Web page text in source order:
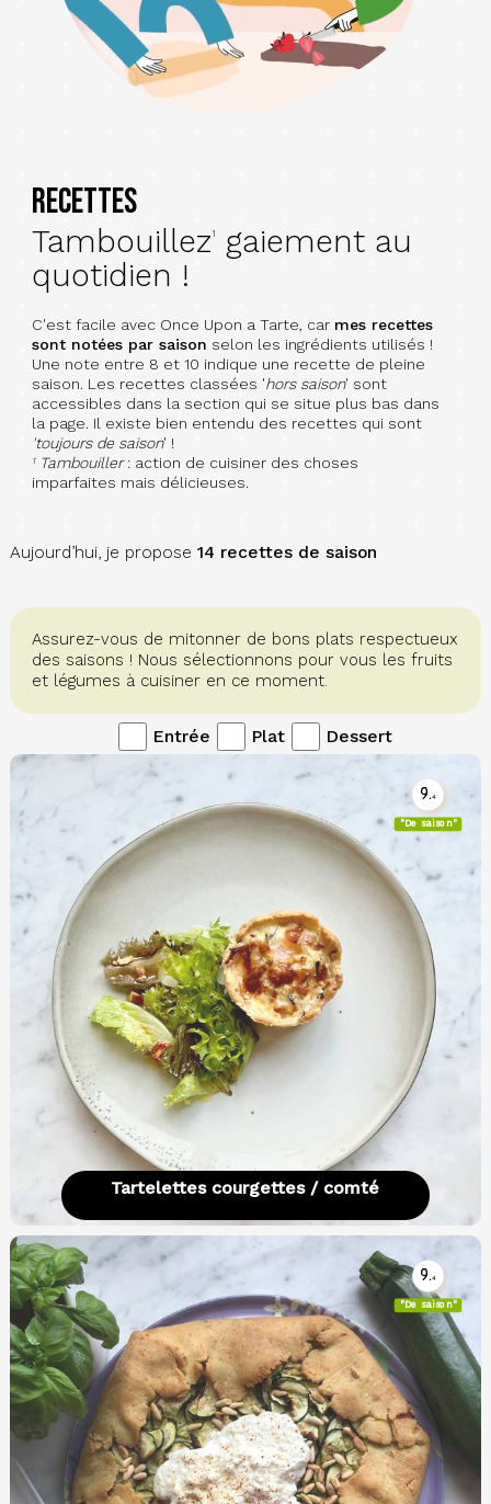
Recettes
Tambouillez1
gaiement au
quotidien !
C'est facile avec Once Upon a Tarte, car mes recettes
sont notées par saison selon les ingrédients utilisés !
Une note entre 8 et 10 indique une recette de pleine
saison. Les recettes classées 'hors saison' sont
accessibles dans la section qui se situe plus bas dans
la page. Il existe bien entendu des recettes qui sont
'toujours de saison' !
1Tambouiller: action de cuisiner des choses
imparfaites mais délicieuses.
Aujourd’hui, je propose 14 recettes de saison
Assurez-vous de mitonner de bons plats respectueux
des saisons ! Nous sélectionnons pour vous les fruits
et légumes à cuisiner en ce moment.
Entrée Plat Dessert
Tartelettes courgettes / comté
9.4
"De saison"
9.4
"De saison"